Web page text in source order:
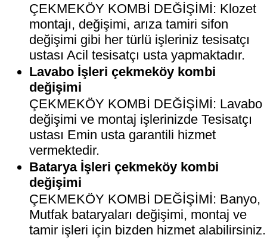
ÇEKMEKÖY KOMBİ DEĞİŞİMİ: Klozet
montajı, değişimi, arıza tamiri sifon
değişimi gibi her türlü işleriniz tesisatçı
ustası Acil tesisatçı usta yapmaktadır.
Lavabo İşleri çekmeköy kombi
değişimi
ÇEKMEKÖY KOMBİ DEĞİŞİMİ: Lavabo
değişimi ve montaj işlerinizde Tesisatçı
ustası Emin usta garantili hizmet
vermektedir.
Batarya İşleri çekmeköy kombi
değişimi
ÇEKMEKÖY KOMBİ DEĞİŞİMİ: Banyo,
Mutfak bataryaları değişimi, montaj ve
tamir işleri için bizden hizmet alabilirsiniz.